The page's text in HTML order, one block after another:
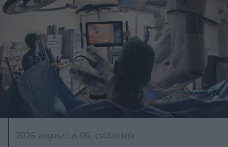
2026. augusztus 06., csütörtök